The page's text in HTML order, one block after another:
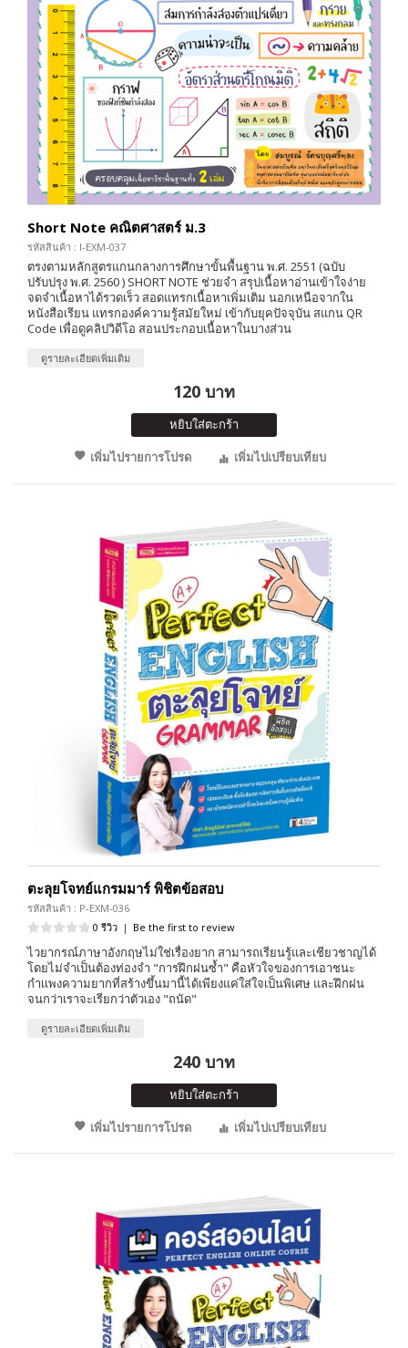
Short Note คณิตศาสตร์ ม.3
รหัสสินค้า : I-EXM-037
ตรงตามหลักสูตรแกนกลางการศึกษาขั้นพื้นฐาน พ.ศ. 2551 (ฉบับ
ปรับปรุง พ.ศ. 2560 ) SHORT NOTE ช่วยจำ สรุปเนื้อหาอ่านเข้าใจง่าย
จดจำเนื้อหาได้รวดเร็ว สอดแทรกเนื้อหาเพิ่มเติม นอกเหนือจากใน
หนังสือเรียน แทรกองค์ความรู้สมัยใหม่ เข้ากับยุคปัจจุบัน สแกน QR
Code เพื่อดูคลิปวิดีโอ สอนประกอบเนื้อหาในบางส่วน
ดูรายละเอียดเพิ่มเติม
120 บาท
หยิบใส่ตะกร้า
เพิ่มไปรายการโปรด
เพิ่มไปเปรียบเทียบ
ตะลุยโจทย์แกรมมาร์ พิชิตข้อสอบ
รหัสสินค้า : P-EXM-036
0 รีวิว | Be the first to review
ไวยากรณ์ภาษาอังกฤษไม่ใช่เรื่องยาก สามารถเรียนรู้และเชียวชาญได้
โดยไม่จำเป็นต้องท่องจำ "การฝึกฝนซ้ำ" คือหัวใจของการเอาชนะ
กำเเพงความยากที่สร้างขึ้นมานี้ได้เพียงแค่ใส่ใจเป็นพิเศษ และฝึกฝน
จนกว่าเราจะเรียกว่าตัวเอง "ถนัด"
ดูรายละเอียดเพิ่มเติม
240 บาท
หยิบใส่ตะกร้า
เพิ่มไปรายการโปรด
เพิ่มไปเปรียบเทียบ